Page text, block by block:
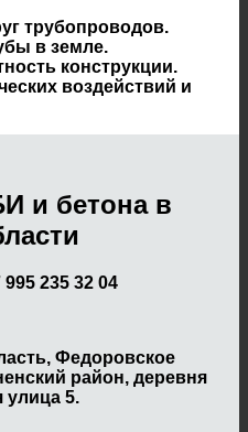
трубопроводов.
в земле.
конструкции.
воздействий и
и бетона в
995 235 32 04
Федоровское
район, деревня
улица 5.